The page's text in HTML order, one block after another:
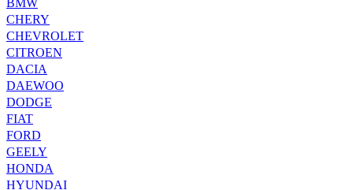
CHERY
CHEVROLET
CITROEN
DACIA
DAEWOO
DODGE
FIAT
FORD
GEELY
HONDA
HYUNDAI